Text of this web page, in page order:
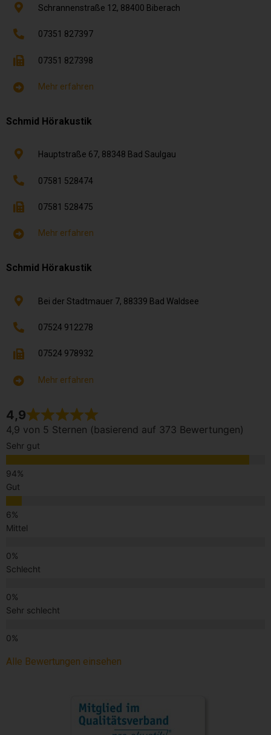
Schrannenstraße 12, 88400 Biberach
07351 827397
07351 827398
Mehr erfahren
Schmid Hörakustik
Hauptstraße 67, 88348 Bad Saulgau
07581 528474
07581 528475
Mehr erfahren
Schmid Hörakustik
Bei der Stadtmauer 7, 88339 Bad Waldsee
07524 912278
07524 978932
Mehr erfahren
4,9
4,9 von 5 Sternen (basierend auf 373 Bewertungen)
Sehr gut
Gut
Mittel
Schlecht
Sehr schlecht
Alle Bewertungen einsehen